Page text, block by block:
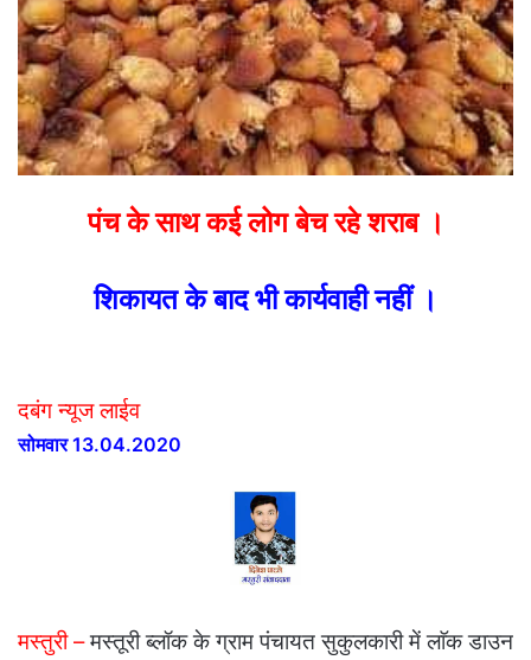
पंच के साथ कई लोग बेच रहे शराब ।
शिकायत के बाद भी कार्यवाही नहीं ।
दबंग न्यूज लाईव
सोमवार 13.04.2020
मस्तुरी –मस्तूरी ब्लॉक के ग्राम पंचायत सुकुलकारी में लाॅक डाउन